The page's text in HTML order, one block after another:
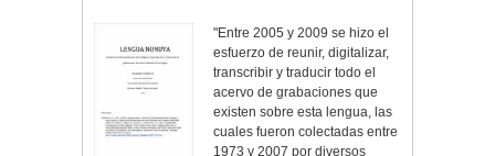
"Entre 2005 y 2009 se hizo el
esfuerzo de reunir, digitalizar,
transcribir y traducir todo el
acervo de grabaciones que
existen sobre esta lengua, las
cuales fueron colectadas entre
1973 y 2007 por diversos